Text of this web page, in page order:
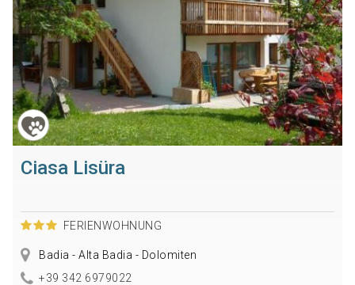
Ciasa Lisüra
FERIENWOHNUNG
Badia - Alta Badia - Dolomiten
+39 342 6979022